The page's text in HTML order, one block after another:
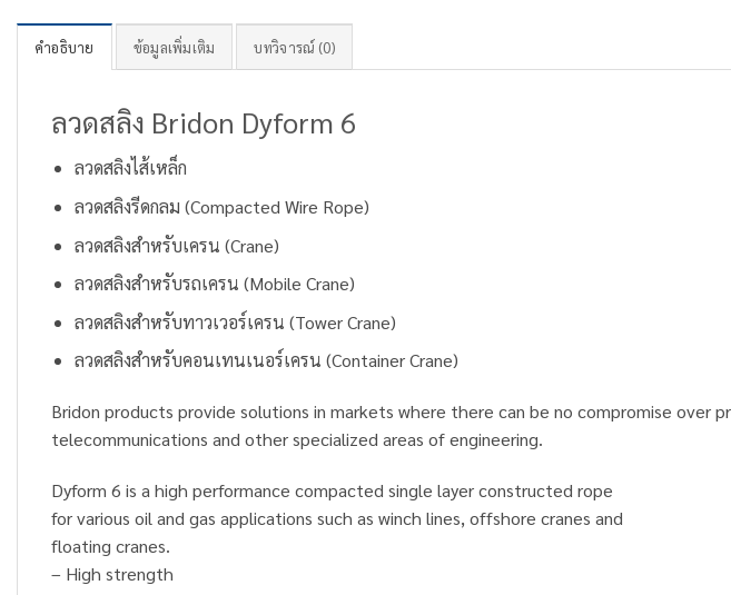
คำอธิบาย ข้อมูลเพิ่มเติม บทวิจารณ์ (0)
ลวดสลิง Bridon Dyform 6
ลวดสลิงไส้เหล็ก
ลวดสลิงรีดกลม (Compacted Wire Rope)
ลวดสลิงสำหรับเครน (Crane)
ลวดสลิงสำหรับรถเครน (Mobile Crane)
ลวดสลิงสำหรับทาวเวอร์เครน (Tower Crane)
ลวดสลิงสำหรับคอนเทนเนอร์เครน (Container Crane)
Bridon products provide solutions in markets where there can be no compromise over
telecommunications and other specialized areas of engineering.
Dyform 6 is a high performance compacted single layer constructed rope
for various oil and gas applications such as winch lines, offshore cranes and
floating cranes.
– High strength